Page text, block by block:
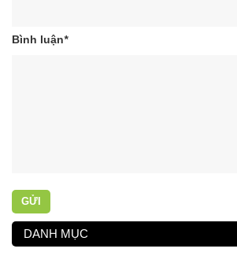
Bình luận*
GỬI
DANH MỤC